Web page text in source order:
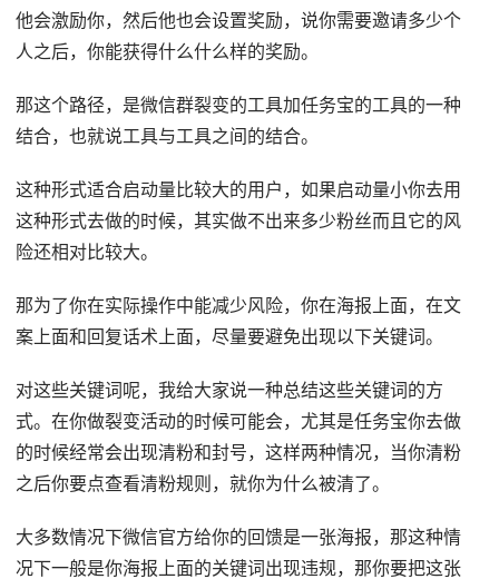
他会激励你，然后他也会设置奖励，说你需要邀请多少个
人之后，你能获得什么什么样的奖励。
那这个路径，是微信群裂变的工具加任务宝的工具的一种
结合，也就说工具与工具之间的结合。
这种形式适合启动量比较大的用户，如果启动量小你去用
这种形式去做的时候，其实做不出来多少粉丝而且它的风
险还相对比较大。
那为了你在实际操作中能减少风险，你在海报上面，在文
案上面和回复话术上面，尽量要避免出现以下关键词。
对这些关键词呢，我给大家说一种总结这些关键词的方
式。在你做裂变活动的时候可能会，尤其是任务宝你去做
的时候经常会出现清粉和封号，这样两种情况，当你清粉
之后你要点查看清粉规则，就你为什么被清了。
大多数情况下微信官方给你的回馈是一张海报，那这种情
况下一般是你海报上面的关键词出现违规，那你要把这张